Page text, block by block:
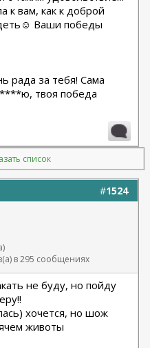
к вам, как к доброй
Ваши победы
рада за тебя! Сама
твоя победа
список
#1524
в 295 сообщениях
не буду, но пойду
хочется, но шож
животы